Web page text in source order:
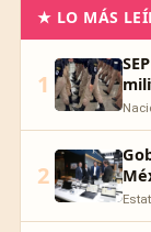
★ LO MÁS
1
2